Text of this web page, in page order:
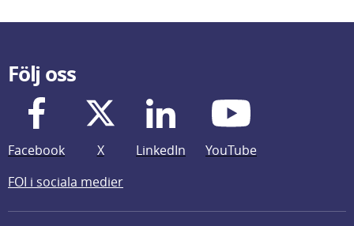
Följ oss
Facebook X LinkedIn
YouTube
FOI i sociala medier